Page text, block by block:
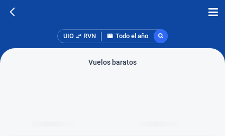
UIO RVN Todo el año
Vuelos baratos